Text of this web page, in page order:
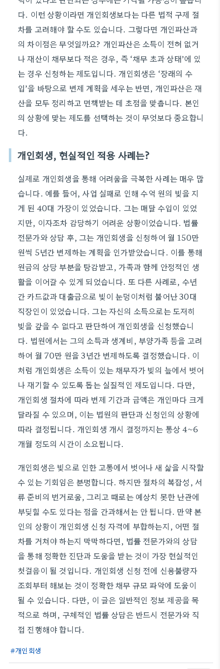
다. 이런 상황이라면 개인회생보다는 다른 법적 구제 절
차를 고려해야 할 수도 있습니다. 그렇다면 개인파산과
의 차이점은 무엇일까요? 개인파산은 소득이 전혀 없거
나 재산이 채무보다 적은 경우, 즉 ‘채무 초과 상태’에 있
는 경우 신청하는 제도입니다. 개인회생은 ‘장래의 수
입’을 바탕으로 변제 계획을 세우는 반면, 개인파산은 재
산을 모두 정리하고 면책받는 데 초점을 맞춥니다. 본인
의 상황에 맞는 제도를 선택하는 것이 무엇보다 중요합니
다.
개인회생, 현실적인 적용 사례는?
실제로 개인회생을 통해 어려움을 극복한 사례는 매우 많
습니다. 예를 들어, 사업 실패로 인해 수억 원의 빚을 지
게 된 40대 가장이 있었습니다. 그는 매달 수입이 있었
지만, 이자조차 감당하기 어려운 상황이었습니다. 법률
전문가와 상담 후, 그는 개인회생을 신청하여 월 150만
원씩 5년간 변제하는 계획을 인가받았습니다. 이를 통해
원금의 상당 부분을 탕감받고, 가족과 함께 안정적인 생
활을 이어갈 수 있게 되었습니다. 또 다른 사례로, 수년
간 카드값과 대출금으로 빚이 눈덩이처럼 불어난 30대
직장인이 있었습니다. 그는 자신의 소득으로는 도저히
빚을 갚을 수 없다고 판단하여 개인회생을 신청했습니
다. 법원에서는 그의 소득과 생계비, 부양가족 등을 고려
하여 월 70만 원을 3년간 변제하도록 결정했습니다. 이
처럼 개인회생은 소득이 있는 채무자가 빚의 늪에서 벗어
나 재기할 수 있도록 돕는 실질적인 제도입니다. 다만,
개인회생 절차에 따라 변제 기간과 금액은 개인마다 크게
달라질 수 있으며, 이는 법원의 판단과 신청인의 상황에
따라 결정됩니다. 개인회생 개시 결정까지는 통상 4~6
개월 정도의 시간이 소요됩니다.
개인회생은 빚으로 인한 고통에서 벗어나 새 삶을 시작할
수 있는 기회임은 분명합니다. 하지만 절차의 복잡성, 서
류 준비의 번거로움, 그리고 때로는 예상치 못한 난관에
부딪힐 수도 있다는 점을 간과해서는 안 됩니다. 만약 본
인의 상황이 개인회생 신청 자격에 부합하는지, 어떤 절
차를 거쳐야 하는지 막막하다면, 법률 전문가와의 상담
을 통해 정확한 진단과 도움을 받는 것이 가장 현실적인
첫걸음이 될 것입니다. 개인회생 신청 전에 신용불량자
조회부터 해보는 것이 정확한 채무 규모 파악에 도움이
될 수 있습니다. 다만, 이 글은 일반적인 정보 제공을 목
적으로 하며, 구체적인 법률 상담은 반드시 전문가와 직
접 진행해야 합니다.
개인회생